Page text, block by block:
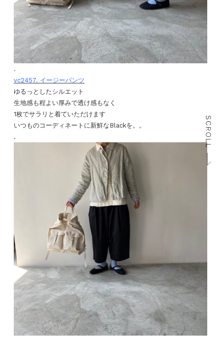
.
vc2457. イージーパンツ
ゆるっとしたシルエット
生地感も程よい厚みで透け感もなく
1枚でサラリと着ていただけます
いつものコーディネートに新鮮なBlackを。。
.